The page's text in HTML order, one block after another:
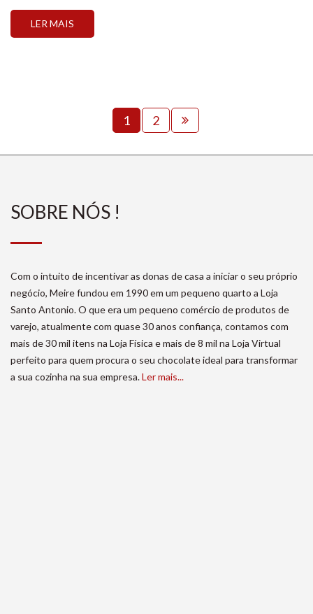
diferença em uma festa infantil! Todos os doces e as
decorações você encontra aqui na Loja […]
LER MAIS
1 2
SOBRE NÓS !
Com o intuito de incentivar as donas de casa a iniciar o seu próprio
negócio, Meire fundou em 1990 em um pequeno quarto a Loja
Santo Antonio. O que era um pequeno comércio de produtos de
varejo, atualmente com quase 30 anos confiança, contamos com
mais de 30 mil itens na Loja Física e mais de 8 mil na Loja Virtual
perfeito para quem procura o seu chocolate ideal para transformar
a sua cozinha na sua empresa.Ler mais...